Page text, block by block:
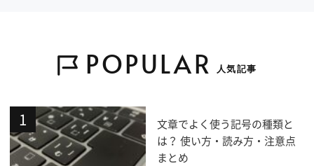
POPULAR 人気記事
文章でよく使う記号の種類と
は？ 使い方・読み方・注意点
まとめ